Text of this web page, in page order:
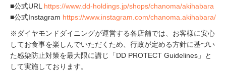
■公式URL https://www.dd-holdings.jp/shops/chanoma/akihabara
■公式Instagram https://www.instagram.com/chanoma.akihabara/
※ダイヤモンドダイニングが運営する各店舗では、お客様に安心
してお食事を楽しんでいただくため、行政が定める方針に基づい
た感染防止対策を最大限に講じ「DD PROTECT Guidelines」と
して実施しております。